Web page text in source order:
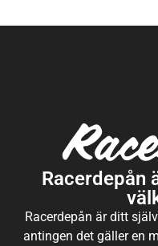
Racerdepån
Racerdepån är ditt
antingen det gäller en